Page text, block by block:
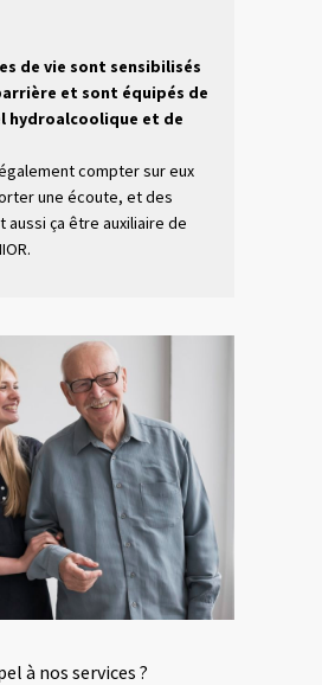
de vie sont sensibilisés
et sont équipés de
hydroalcoolique et de
compter sur eux
une écoute, et des
aussi ça être auxiliaire de
à nos services ?